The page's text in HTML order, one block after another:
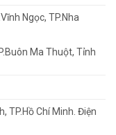
Ngọc, TP.Nha
Ma Thuột, Tỉnh
TP.Hồ Chí Minh. Điện